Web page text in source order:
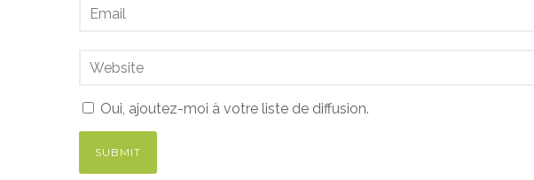
Oui, ajoutez-moi à votre liste de diffusion.